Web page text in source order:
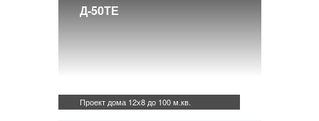
Д-50ТЕ
Проект дома 12х8 до 100 м.кв.